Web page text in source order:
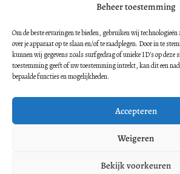
Beheer toestemming
Om de beste ervaringen te bieden, gebruiken wij
over je apparaat op te slaan en/of te raadplegen. Door in te
kunnen wij gegevens zoals surfgedrag of unieke ID's op deze
toestemming geeft of uw toestemming intrekt, kan dit een
bepaalde functies en mogelijkheden.
Accepteren
Weigeren
Bekijk voorkeuren
RSIN Gebroeders Van Limburg Huis
RSIN Stiching Maelwael Van